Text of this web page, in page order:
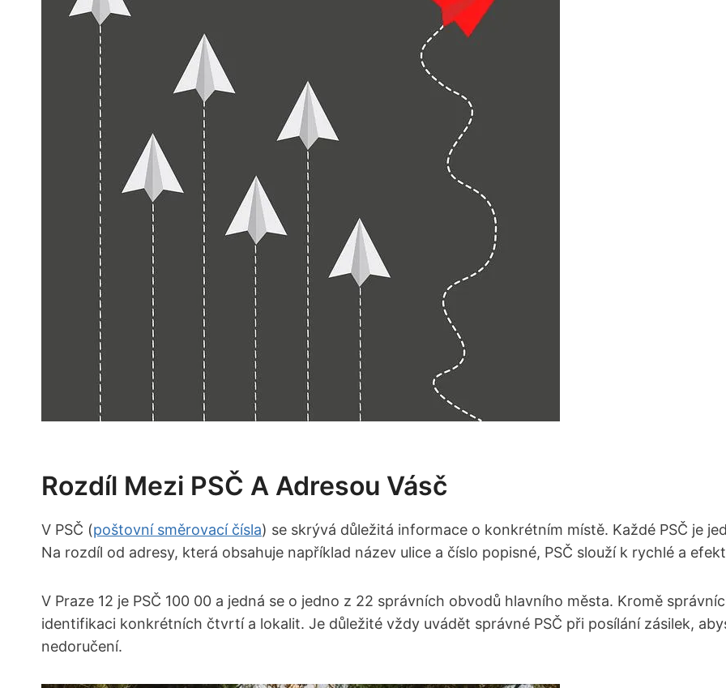
Rozdíl ‌mezi PSČ⁣ A ⁣adresou ⁣vásč
V PSČ ⁢(poštovní směrovací čísla) se ‌skrývá ⁣důležitá informace o konkrétním ‍místě. Každé ⁣PSČ je
Na rozdíl⁣ od adresy, která obsahuje například‍ název ulice​ a číslo popisné, PSČ slouží k rychlé​ a
V Praze 12 je PSČ 100 00⁢ a jedná se‌ o jedno z ⁢22 správních obvodů hlavního města. Kromě
identifikaci konkrétních čtvrtí a‌ lokalit.⁣ Je důležité ‌vždy uvádět ⁢správné PSČ při posílání zásilek,
nedoručení.